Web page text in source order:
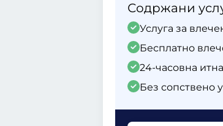
Содржани
Услуга за
Бесплатно
24-часовна
Без сопствено